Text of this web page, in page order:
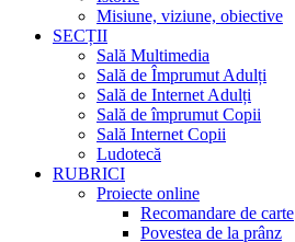
Misiune, viziune, obiective
SECȚII
Sală Multimedia
Sală de Împrumut Adulți
Sală de Internet Adulți
Sală de împrumut Copii
Sală Internet Copii
Ludotecă
RUBRICI
Proiecte online
Recomandare de carte
Povestea de la prânz